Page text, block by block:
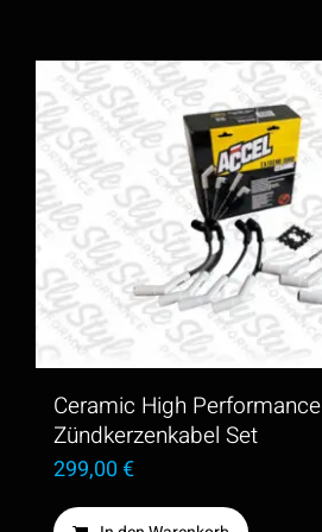
Ceramic High Performance
Zündkerzenkabel Set
299,00€